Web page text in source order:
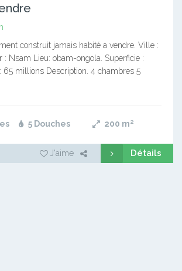
construit jamais habité a vendre. Ville :
: Nsam Lieu: obam-ongola. Superficie :
65 millions Description. 4 chambres 5
5 Douches 200 m²
J'aime Détails